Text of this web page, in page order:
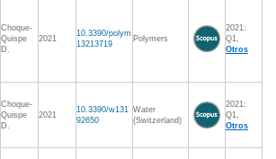
Choque-
Quispe
D.
2021
10.3390/polym
13213719
Polymers
2021:
Q1,
Otros
Choque-
Quispe
D.
2021
10.3390/w131
92650
Water
(Switzerland)
2021:
Q1,
Otros